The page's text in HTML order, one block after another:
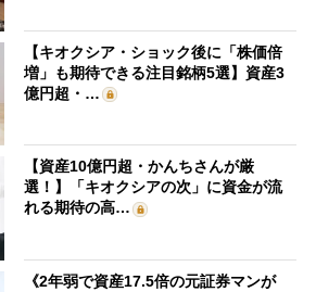
【キオクシア・ショック後に「株価倍
増」も期待できる注目銘柄5選】資産3
億円超・…
【資産10億円超・かんちさんが厳
選！】「キオクシアの次」に資金が流
れる期待の高…
《2年弱で資産17.5倍の元証券マンが